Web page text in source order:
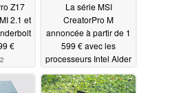
Z17
2.1 et
€
La série MSI
CreatorPro M
annoncée à partir de 1
599 € avec les
processeurs Intel Alder
Lake et Tiger Lake
03/25/2022